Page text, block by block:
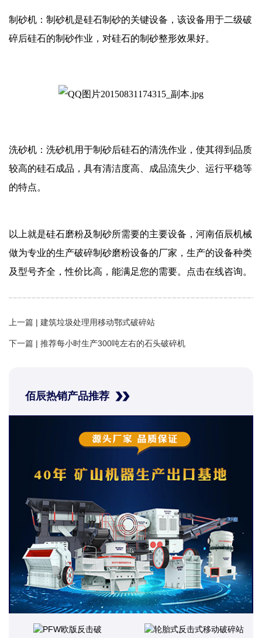
制砂机：制砂机是硅石制砂的关键设备，该设备用于二级破
碎后硅石的制砂作业，对硅石的制砂整形效果好。
洗砂机：洗砂机用于制砂后硅石的清洗作业，使其得到品质
较高的硅石成品，具有清洁度高、成品流失少、运行平稳等
的特点。
以上就是硅石磨粉及制砂所需要的主要设备，河南佰辰机械
做为专业的生产破碎制砂磨粉设备的厂家，生产的设备种类
及型号齐全，性价比高，能满足您的需要。点击在线咨询。
上一篇 | 建筑垃圾处理用移动鄂式破碎站
下一篇 | 推荐每小时生产300吨左右的石头破碎机
佰辰热销产品推荐